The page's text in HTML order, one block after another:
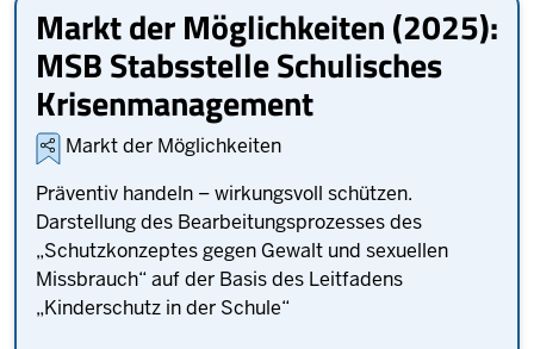
Markt der Möglichkeiten (2025):
MSB Stabsstelle Schulisches
Krisenmanagement
Markt der Möglichkeiten
Präventiv handeln – wirkungsvoll schützen.
Darstellung des Bearbeitungsprozesses des
„Schutzkonzeptes gegen Gewalt und sexuellen
Missbrauch“ auf der Basis des Leitfadens
„Kinderschutz in der Schule“